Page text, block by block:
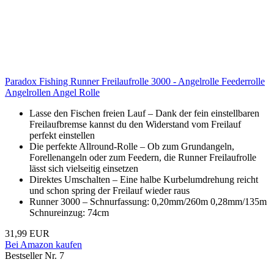
Paradox Fishing Runner Freilaufrolle 3000 - Angelrolle Feederrolle
Angelrollen Angel Rolle
Lasse den Fischen freien Lauf – Dank der fein einstellbaren
Freilaufbremse kannst du den Widerstand vom Freilauf
perfekt einstellen
Die perfekte Allround-Rolle – Ob zum Grundangeln,
Forellenangeln oder zum Feedern, die Runner Freilaufrolle
lässt sich vielseitig einsetzen
Direktes Umschalten – Eine halbe Kurbelumdrehung reicht
und schon spring der Freilauf wieder raus
Runner 3000 – Schnurfassung: 0,20mm/260m 0,28mm/135m
Schnureinzug: 74cm
31,99 EUR
Bei Amazon kaufen
Bestseller Nr. 7